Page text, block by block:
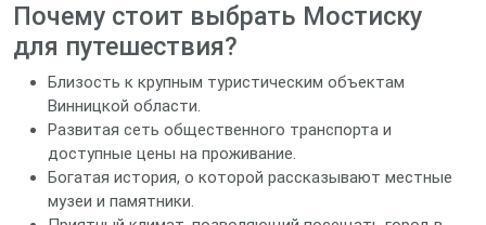
Почему стоит выбрать Мостиску
для путешествия?
Близость к крупным туристическим объектам
Винницкой области.
Развитая сеть общественного транспорта и
доступные цены на проживание.
Богатая история, о которой рассказывают местные
музеи и памятники.